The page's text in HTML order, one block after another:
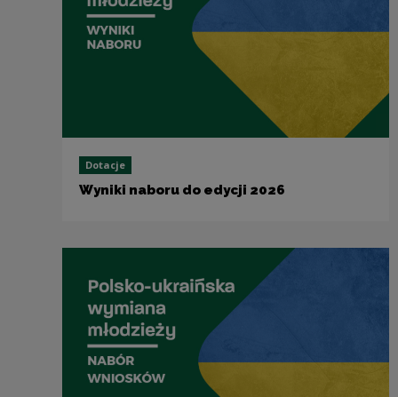
Dotacje
Wyniki naboru do edycji 2026